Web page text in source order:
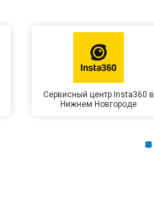
Сервисный центр Insta360 в
Нижнем Новгороде